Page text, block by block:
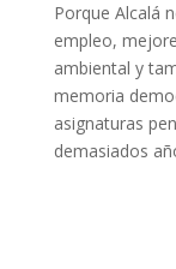
Porque Alcalá
empleo,
ambiental y
memoria
asignaturas
demasiados